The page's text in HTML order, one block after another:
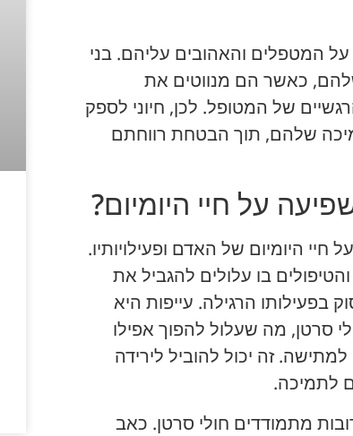
המטפלים והאהובים עליהם. בני
כאשר הם מנווטים את
של המטופל. לכן, חיוני לספק
שלהם, תוך הבטחת רווחתם
על חיי היומיום?
היומיום של האדם ופעילויותיו.
בו עלולים להגביל את
בפעילותו הרגילה. עייפות היא
סרטן, מה שעלול להפוך אפילו
זה יכול להוביל לירידה
לתמיכה.
מתמודדים חולי סרטן. כאב